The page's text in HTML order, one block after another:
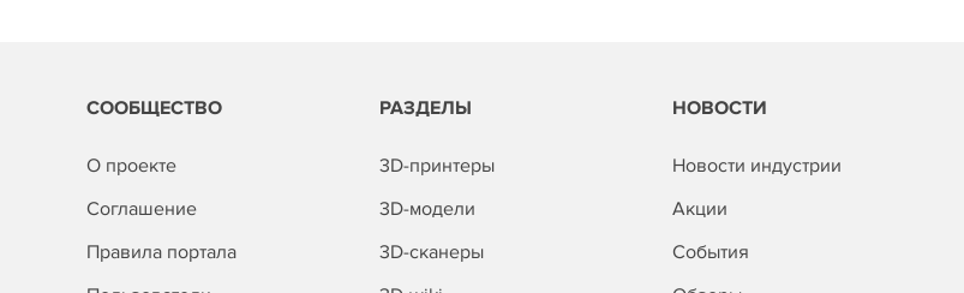
СООБЩЕСТВО
О проекте
Соглашение
Правила портала
РАЗДЕЛЫ
3D-принтеры
3D-модели
3D-сканеры
НОВОСТИ
Новости индустрии
Акции
События